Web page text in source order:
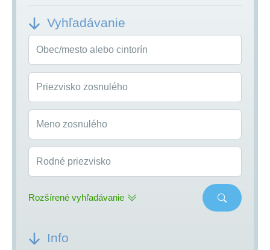
Vyhľadávanie
Obec/mesto alebo cintorín
Priezvisko zosnulého
Meno zosnulého
Rodné priezvisko
Rozšírené vyhľadávanie
Info